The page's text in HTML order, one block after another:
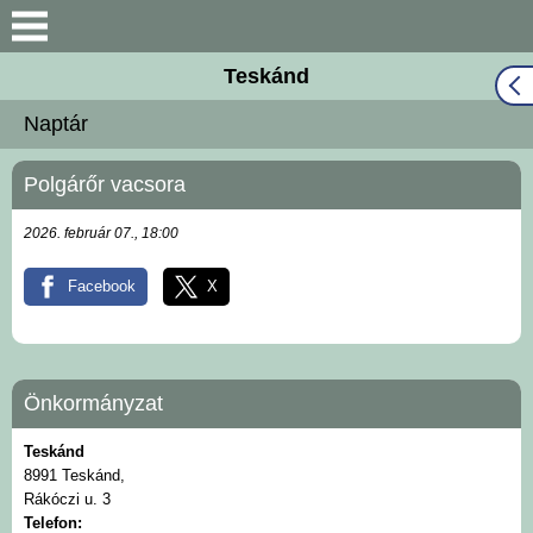
Keresés
Közös Önkormányzati
Hivatal
Naptár
Falutörténet
Hírek
Önkormányzat
Teskánd
Naptár
Polgárőr vacsora
2026. február 07., 18:00
Facebook X
Önkormányzat
Teskánd
8991 Teskánd,
Rákóczi u. 3
Telefon: